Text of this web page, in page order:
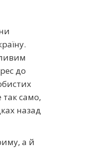
до
так само,
назад
а й